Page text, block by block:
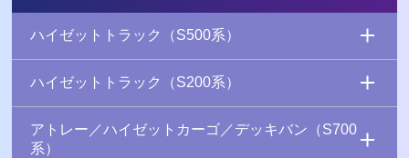
ハイゼットトラック（S500系）
ハイゼットトラック（S200系）
アトレー／ハイゼットカーゴ／デッキバン（S700
系）